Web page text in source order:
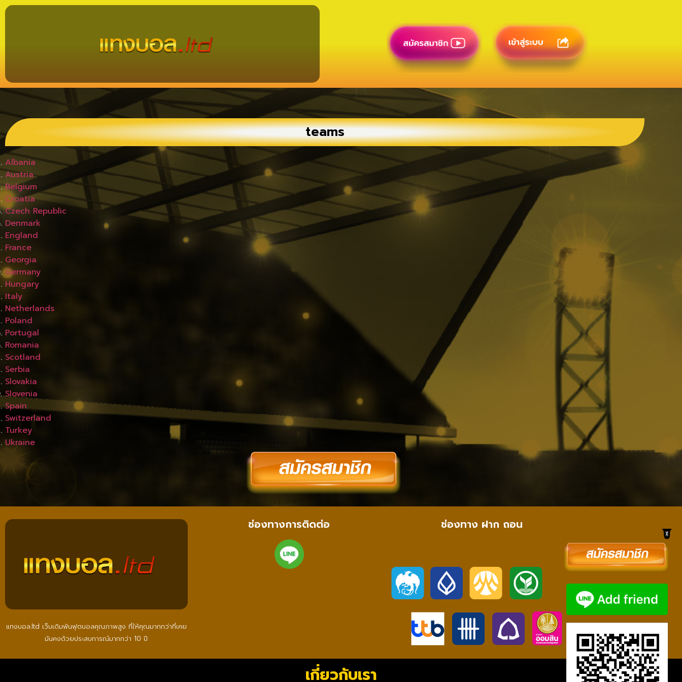
teams
Albania
Austria
Belgium
Croatia
Czech Republic
Denmark
England
France
Georgia
Germany
Hungary
Italy
Netherlands
Poland
Portugal
Romania
Scotland
Serbia
Slovakia
Slovenia
Spain
Switzerland
Turkey
Ukraine
แทงบอล.ltd เว็บเดิมพันฟุตบอลคุณภาพสูง ที่ให้คุณมากกว่าที่เคย
มันคงด้วยประสบการณ์มากกว่า 10 ปี
ช่องทางการติดต่อ ช่องทาง ฝาก ถอน
เกี่ยวกับเรา